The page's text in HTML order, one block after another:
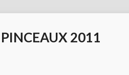
2011